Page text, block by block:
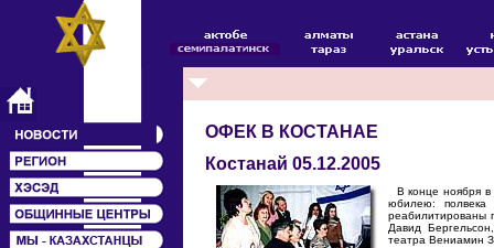
ОФЕК В КОСТАНАЕ
Костанай 05.12.2005
В конце ноября в
юбилею: полвека
реабилитированы
Давид
театра Вениамин